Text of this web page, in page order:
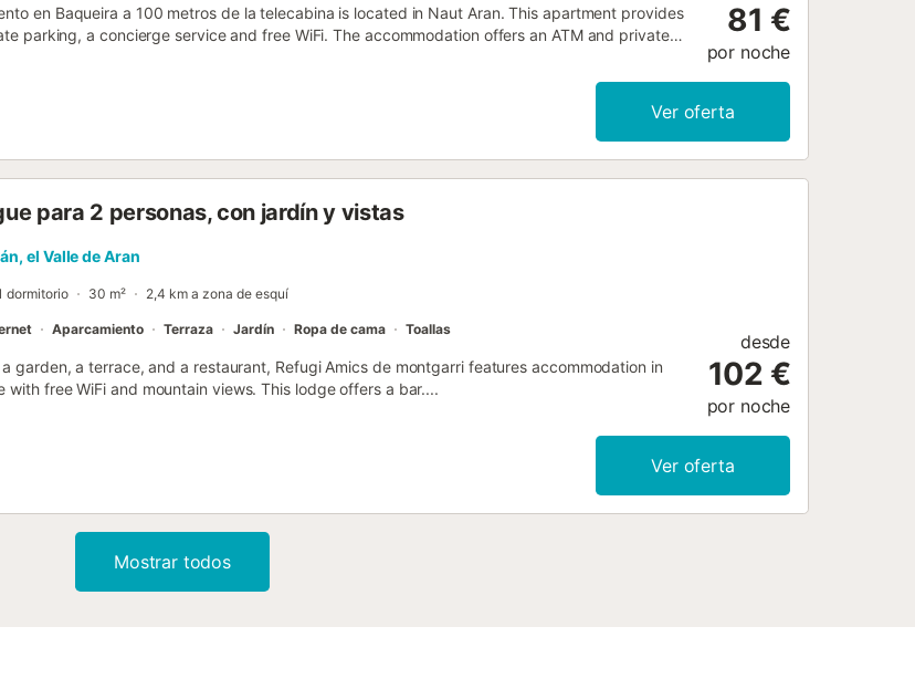
en Baqueira a 100 metros de la telecabina is located in Naut Aran. This apartment provides
parking, a concierge service and free WiFi. The accommodation offers an ATM and private
81 €
por noche
Ver oferta
para 2 personas, con jardín y vistas
el Valle de Aran
dormitorio 30 m² 2,4 km a zona de esquí
Aparcamiento Terraza Jardín Ropa de cama Toallas
garden, a terrace, and a restaurant, Refugi Amics de montgarri features accommodation in
with free WiFi and mountain views. This lodge offers a bar....
desde
102 €
por noche
Ver oferta
Mostrar todos